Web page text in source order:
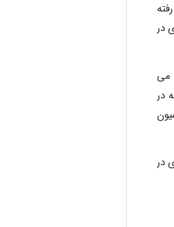
در
می
طول کشیده غواص را باید به مدت 5 دقیقه در
دکمپراسیون
در